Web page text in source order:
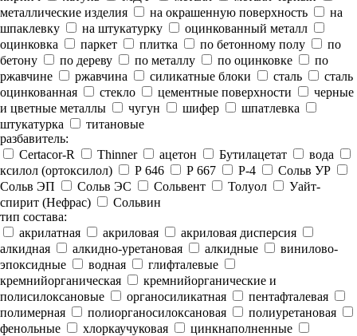
металлические изделия
на окрашенную поверхность
на
шпаклевку
на штукатурку
оцинкованный металл
оцинковка
паркет плитка по бетонному полу
по
бетону
по дереву по металлу по оцинковке
по
ржавчине
ржавчина силикатные блоки сталь
сталь
оцинкованная
стекло цементные поверхности
черные
и цветные металлы
чугун шифер
шпатлевка
штукатурка
титановые
разбавитель:
Certacor-R
Thinner ацетон Бутилацетат
вода
ксилол (ортоксилол)
Р 646 Р 667 Р-4
Сольв УР
Сольв ЭП
Сольв ЭС Сольвент Толуол
Уайт-
спирит (Нефрас)
Сольвин
тип состава:
акрилатная
акриловая
акриловая дисперсия
алкидная
алкидно-уретановая алкидные
винилово-
эпоксидные
водная
глифталевые
кремнийорганическая
кремнийорганические и
полисилоксановые
органосиликатная
пентафталевая
полимерная
полиорганосилоксановая
полиуретановая
фенольные
хлоркаучуковая
цинкнаполненные